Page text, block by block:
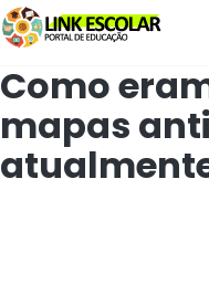
Link
Como
mapas